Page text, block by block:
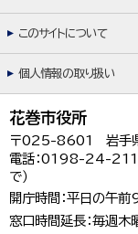
このサイトについて
個人情報の取り扱い
花巻市役所
〒025-8601 岩手
電話：0198-24-
で）
開庁時間：平日の午
窓口時間延長：毎週